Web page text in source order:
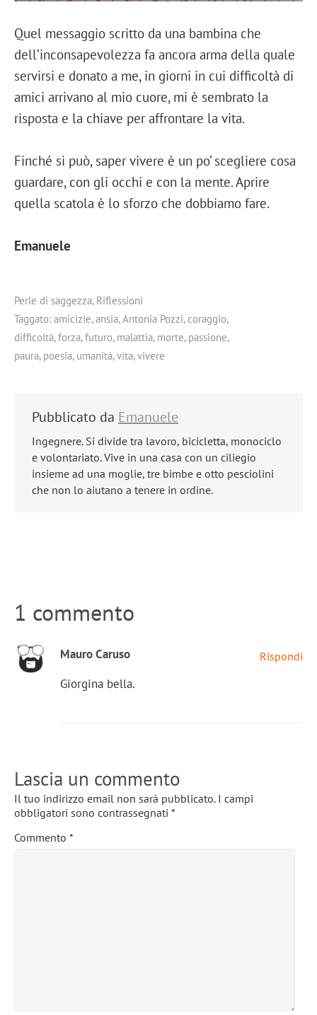
Quel messaggio scritto da una bambina che
dell’inconsapevolezza fa ancora arma della quale
servirsi e donato a me, in giorni in cui difficoltà di
amici arrivano al mio cuore, mi è sembrato la
risposta e la chiave per affrontare la vita.
Finché si può, saper vivere è un po’ scegliere cosa
guardare, con gli occhi e con la mente. Aprire
quella scatola è lo sforzo che dobbiamo fare.
Emanuele
Perle di saggezza, Riflessioni
Taggato: amicizie,ansia,Antonia Pozzi,coraggio,
difficoltà,forza,futuro, malattia, morte, passione,
paura, poesia, umanità,vita,vivere
Pubblicato da Emanuele
Ingegnere. Si divide tra lavoro, bicicletta, monociclo
e volontariato. Vive in una casa con un ciliegio
insieme ad una moglie, tre bimbe e otto pesciolini
che non lo aiutano a tenere in ordine.
1 commento
Mauro Caruso Rispondi
Giorgina bella.
Lascia un commento
Il tuo indirizzo email non sarà pubblicato. I campi
obbligatori sono contrassegnati *
Commento *